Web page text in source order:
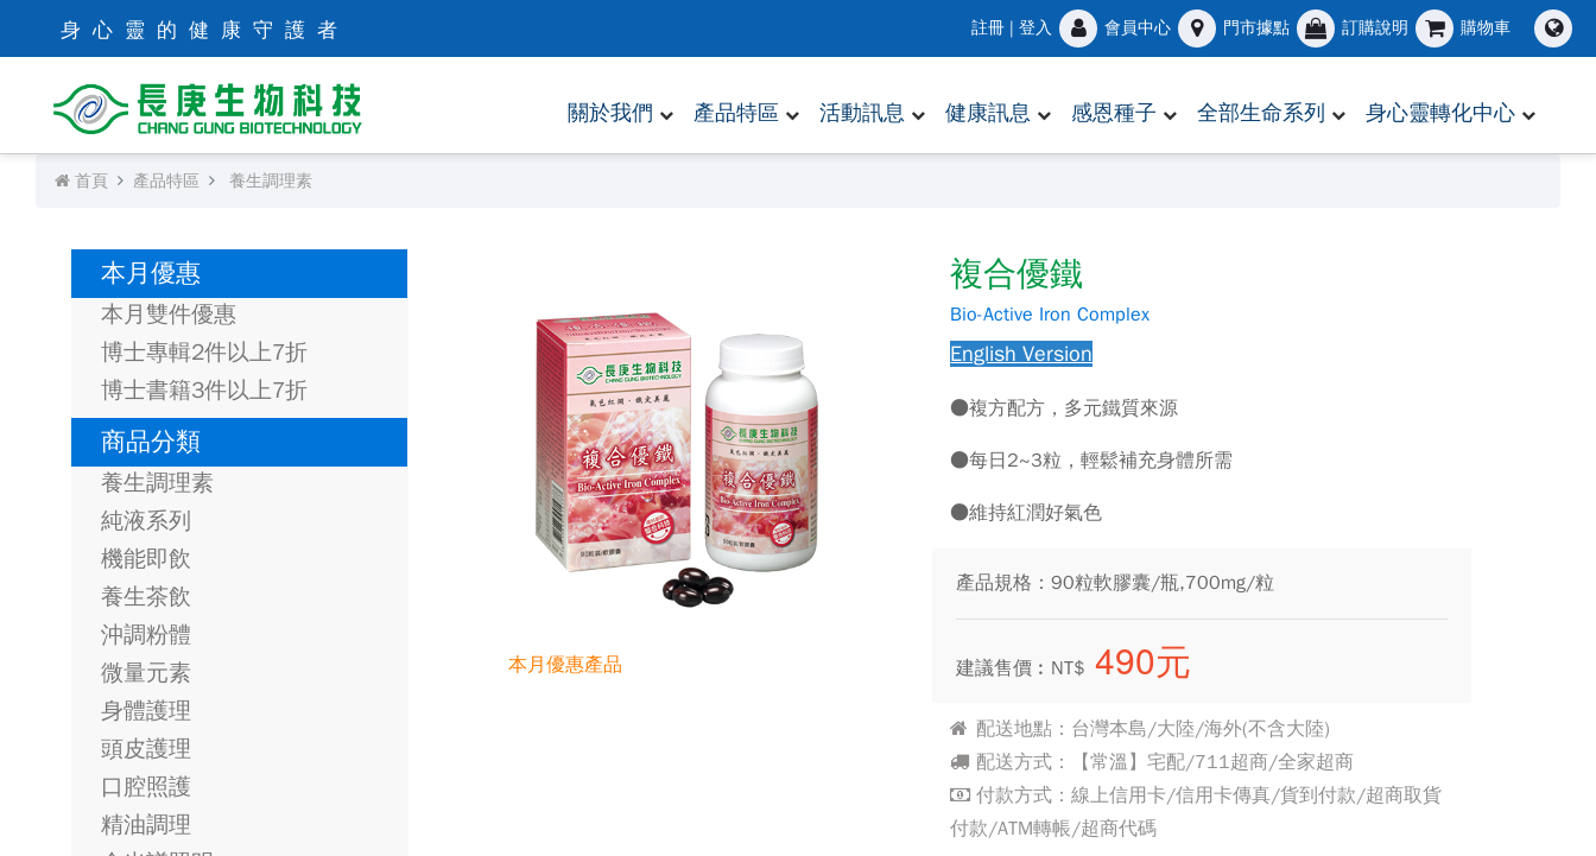
身心靈的健康守護者 註冊 | 登入 會員中心 門市據點 訂購說明 購物車
關於我們 產品特區 活動訊息 健康訊息 感恩種子 全部生命系列 身心靈轉化中心
首頁 產品特區 養生調理素
本月優惠
本月雙件優惠
博士專輯2件以上7折
博士書籍3件以上7折
商品分類
養生調理素
純液系列
機能即飲
養生茶飲
沖調粉體
微量元素
身體護理
頭皮護理
口腔照護
精油調理
本月優惠產品
複合優鐵
Bio-Active Iron Complex
English Version
●複方配方，多元鐵質來源
●每日2~3粒，輕鬆補充身體所需
●維持紅潤好氣色
產品規格：90粒軟膠囊/瓶,700mg/粒
建議售價︰NT$ 490元
配送地點：台灣本島/大陸/海外(不含大陸)
配送方式：【常溫】宅配/711超商/全家超商
付款方式：線上信用卡/信用卡傳真/貨到付款/超商取貨
付款/ATM轉帳/超商代碼